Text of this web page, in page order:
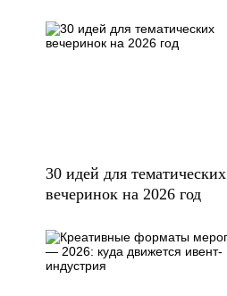
30 идей для тематических
вечеринок на 2026 год